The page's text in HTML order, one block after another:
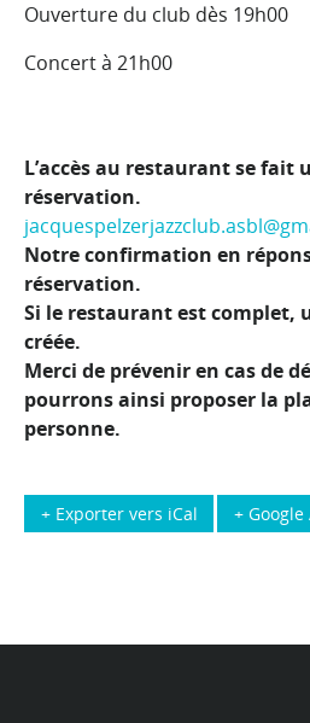
Ouverture du club dès 19h00
Concert à 21h00
L’accès au restaurant se fait
réservation.
Notre confirmation en
réservation.
Si le restaurant est complet,
créée.
Merci de prévenir en cas de
pourrons ainsi proposer la
personne.
+ Google
+ Exporter vers iCal